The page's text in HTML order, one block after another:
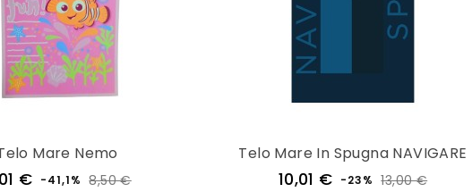
Mare Nemo
€ Prezzo
-41,1% 8,50 €Prezzo
Telo Mare In Spugna NAVIGARE
10,01 € Prezzo
-23% 13,00 €Prezzo